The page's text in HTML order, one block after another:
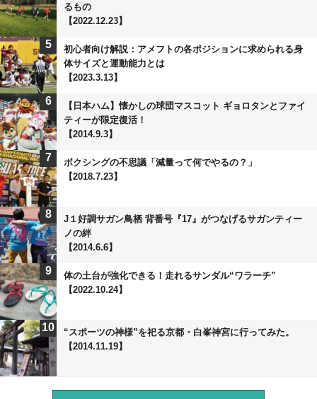
るもの
【2022.12.23】
5
初心者向け解説：アメフトの各ポジションに求められる身
体サイズと運動能力とは
【2023.3.13】
6
【日本ハム】懐かしの球団マスコット ギョロタンとファイ
ティーが限定復活！
【2014.9.3】
7
ボクシングの不思議「減量って何でやるの？」
【2018.7.23】
8
J１好調サガン鳥栖 背番号『17』がつなげるサガンティー
ノの絆
【2014.6.6】
9
体の土台が強化できる！走れるサンダル“ワラーチ”
【2022.10.24】
10
“スポーツの神様”を祀る京都・白峯神宮に行ってみた。
【2014.11.19】